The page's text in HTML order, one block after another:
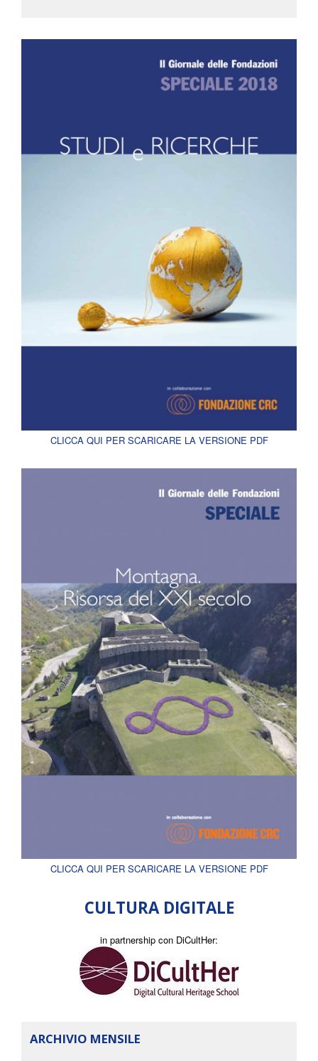
CLICCA QUI PER SCARICARE LA VERSIONE PDF
CLICCA QUI PER SCARICARE LA VERSIONE PDF
CULTURA DIGITALE
in partnership con DiCultHer:
ARCHIVIO MENSILE